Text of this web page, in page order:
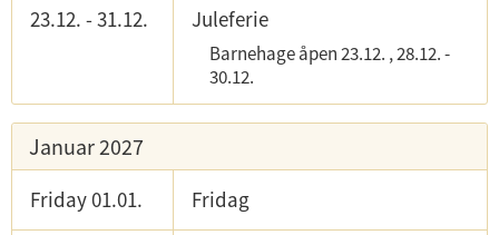
23.12. -31.12. Juleferie
Barnehage åpen23.12. ,28.12.-
30.12.
Januar 2027
Friday 01.01. Fridag